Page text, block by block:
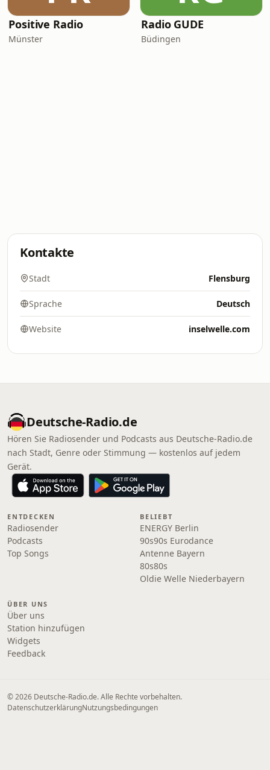
Positive Radio
Münster
Radio GUDE
Büdingen
Kontakte
Stadt Flensburg
Sprache Deutsch
Website inselwelle.com
Deutsche-Radio.de
Hören Sie Radiosender und Podcasts aus Deutsche-Radio.de
nach Stadt, Genre oder Stimmung — kostenlos auf jedem
Gerät.
ENTDECKEN
Radiosender
Podcasts
Top Songs
BELIEBT
ENERGY Berlin
90s90s Eurodance
Antenne Bayern
80s80s
Oldie Welle Niederbayern
ÜBER UNS
Über uns
Station hinzufügen
Widgets
Feedback
© 2026 Deutsche-Radio.de. Alle Rechte vorbehalten.
DatenschutzerklärungNutzungsbedingungen